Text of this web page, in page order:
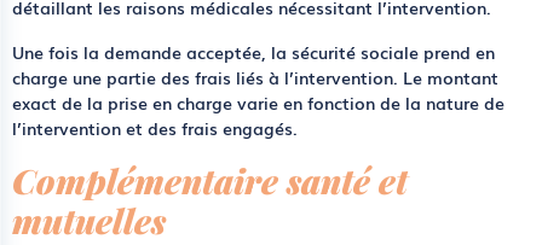
détaillant les raisons médicales nécessitant l’intervention.
Une fois la demande acceptée, la sécurité sociale prend en
charge une partie des frais liés à l’intervention. Le montant
exact de la prise en charge varie en fonction de la nature de
l’intervention et des frais engagés.
Complémentaire santé et
mutuelles